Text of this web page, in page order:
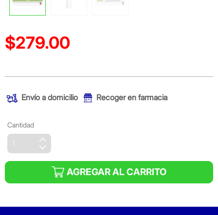
Precio reducido de
$279.00
Envío a domicilio Recoger en farmacia
Cantidad
AGREGAR AL CARRITO